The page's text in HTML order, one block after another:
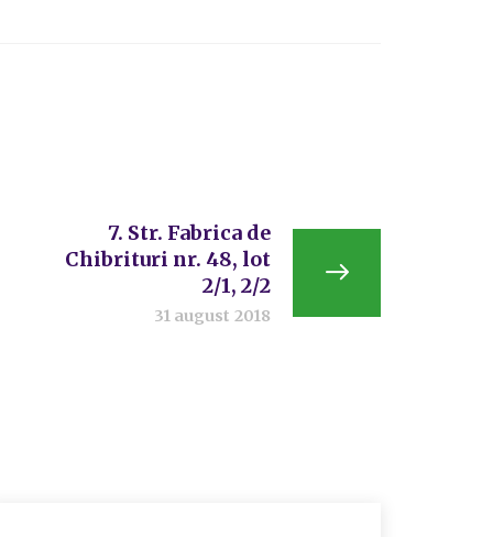
7. Str. Fabrica de
Chibrituri nr. 48, lot
2/1, 2/2
31 august 2018